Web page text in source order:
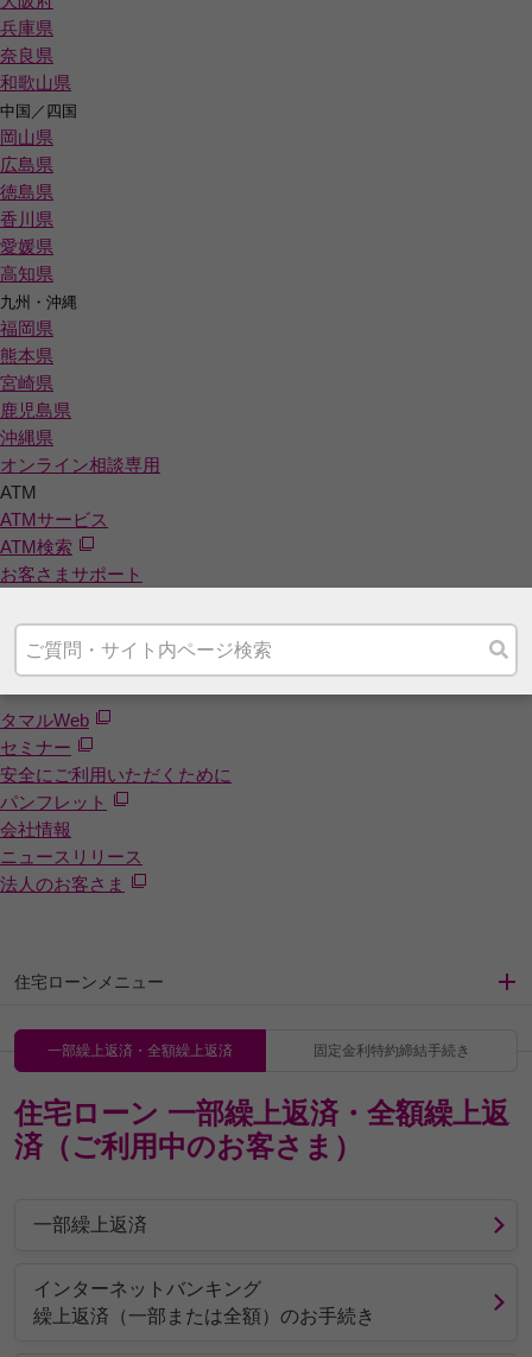
兵庫県
奈良県
和歌山県
中国／四国
岡山県
広島県
徳島県
香川県
愛媛県
高知県
九州・沖縄
福岡県
熊本県
宮崎県
鹿児島県
沖縄県
オンライン相談専用
ATM
ATMサービス
ATM検索
お客さまサポート
タマルWeb
セミナー
安全にご利用いただくために
パンフレット
会社情報
ニュースリリース
法人のお客さま
住宅ローンメニュー
一部繰上返済・全額繰上返済 固定金利特約締結手続き
住宅ローン 一部繰上返済・全額繰上返
済（ご利用中のお客さま）
一部繰上返済
インターネットバンキング
繰上返済（一部または全額）のお手続き